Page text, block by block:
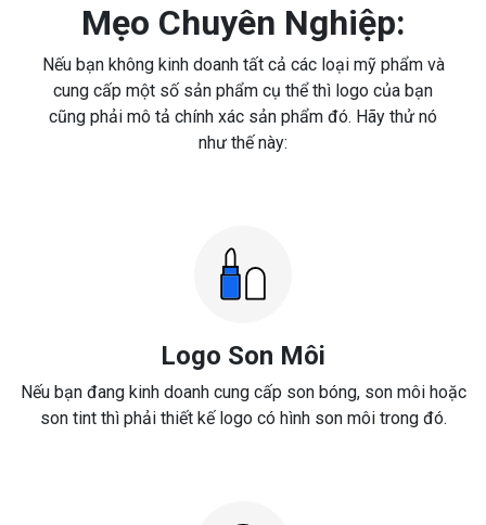
Mẹo Chuyên Nghiệp:
Nếu bạn không kinh doanh tất cả các loại mỹ phẩm và
cung cấp một số sản phẩm cụ thể thì logo của bạn
cũng phải mô tả chính xác sản phẩm đó. Hãy thử nó
như thế này:
Logo Son Môi
Nếu bạn đang kinh doanh cung cấp son bóng, son môi hoặc
son tint thì phải thiết kế logo có hình son môi trong đó.